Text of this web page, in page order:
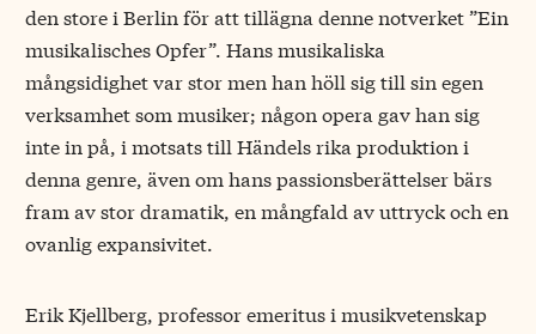
den store i Berlin för att tillägna denne notverket ”Ein
musikalisches Opfer”. Hans musikaliska
mångsidighet var stor men han höll sig till sin egen
verksamhet som musiker; någon opera gav han sig
inte in på, i motsats till Händels rika produktion i
denna genre, även om hans passionsberättelser bärs
fram av stor dramatik, en mångfald av uttryck och en
ovanlig expansivitet.
Erik Kjellberg, professor emeritus i musikvetenskap